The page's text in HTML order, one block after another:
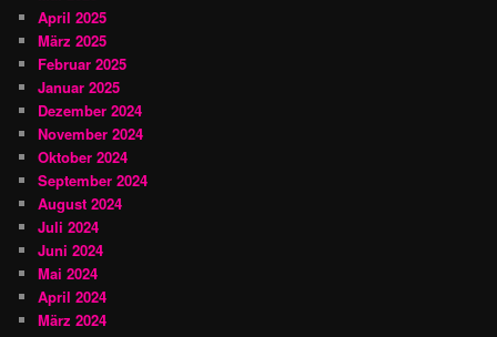
April 2025
März 2025
Februar 2025
Januar 2025
Dezember 2024
November 2024
Oktober 2024
September 2024
August 2024
Juli 2024
Juni 2024
Mai 2024
April 2024
März 2024